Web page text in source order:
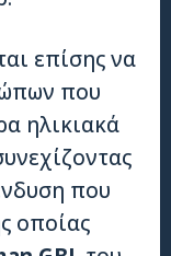
επίσης να
που
ηλικιακά
που
οποίας